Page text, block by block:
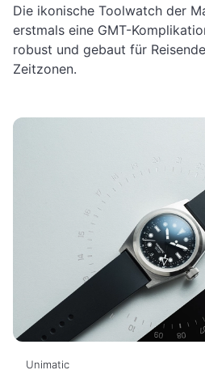
Die ikonische Toolwatch der
erstmals eine GMT-
robust und gebaut für
Zeitzonen.
Unimatic